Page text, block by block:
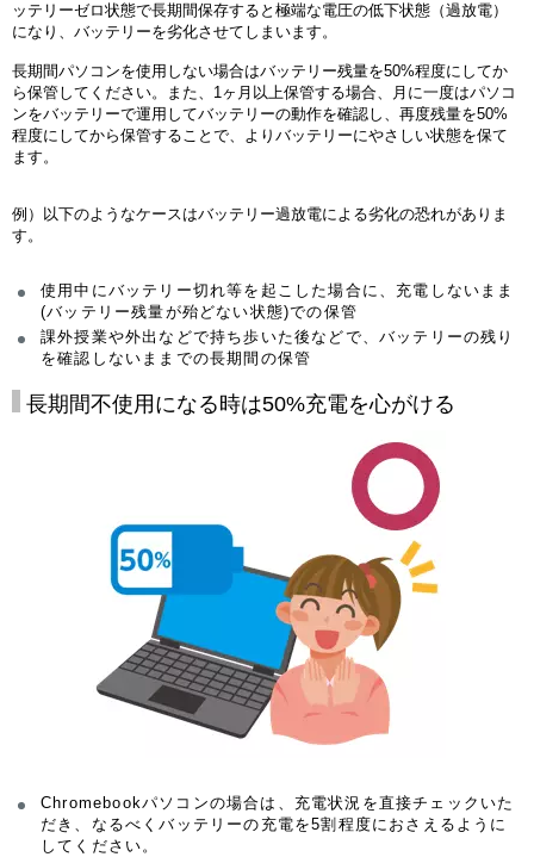
ッテリーゼロ状態で長期間保存すると極端な電圧の低下状態（過放電）
になり、バッテリーを劣化させてしまいます。
長期間パソコンを使用しない場合はバッテリー残量を50%程度にしてか
ら保管してください。また、1ヶ月以上保管する場合、月に一度はパソコ
ンをバッテリーで運用してバッテリーの動作を確認し、再度残量を50%
程度にしてから保管することで、よりバッテリーにやさしい状態を保て
ます。
例）以下のようなケースはバッテリー過放電による劣化の恐れがありま
す。
使用中にバッテリー切れ等を起こした場合に、充電しないまま
(バッテリー残量が殆どない状態)での保管
課外授業や外出などで持ち歩いた後などで、バッテリーの残り
を確認しないままでの長期間の保管
長期間不使用になる時は50%充電を心がける
Chromebookパソコンの場合は、充電状況を直接チェックいた
だき、なるべくバッテリーの充電を5割程度におさえるように
してください。